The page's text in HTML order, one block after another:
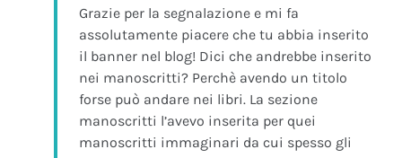
Grazie per la segnalazione e mi fa
assolutamente piacere che tu abbia inserito
il banner nel blog! Dici che andrebbe inserito
nei manoscritti? Perchè avendo un titolo
forse può andare nei libri. La sezione
manoscritti l’avevo inserita per quei
manoscritti immaginari da cui spesso gli